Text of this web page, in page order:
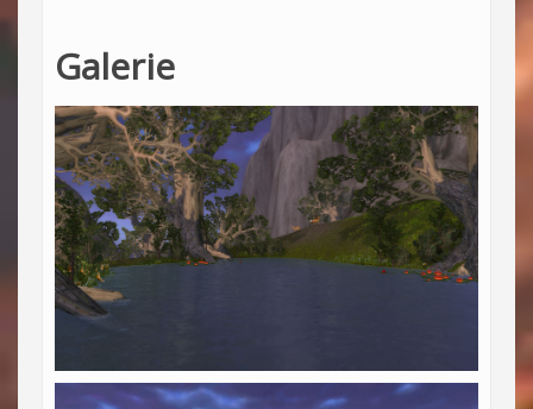
Galerie